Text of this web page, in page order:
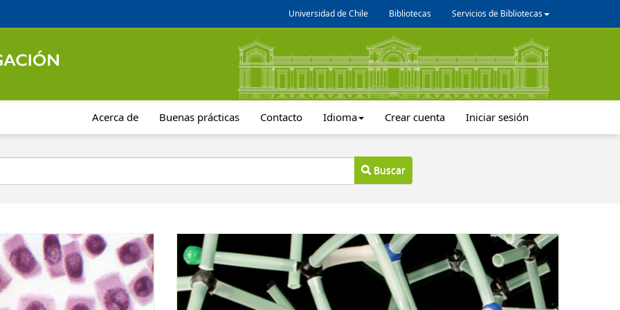
Universidad de Chile Bibliotecas Servicios de Bibliotecas
Acerca de Buenas prácticas Contacto Idioma Crear cuenta Iniciar sesión
Buscar